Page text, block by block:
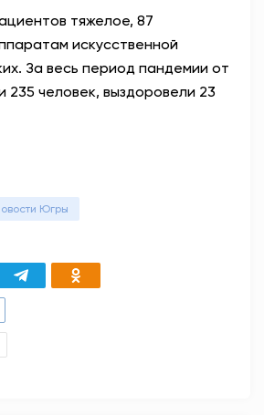
тяжелое, 87
искусственной
За весь период пандемии от
235 человек, выздоровели 23
Югры